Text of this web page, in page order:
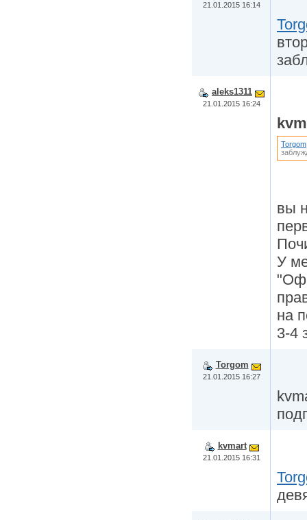
21.01.2015 16:14
aleks1311
21.01.2015 16:24
Torgom
вы
У
на
3-4
Torgom
21.01.2015 16:27
kvmart
21.01.2015 16:31